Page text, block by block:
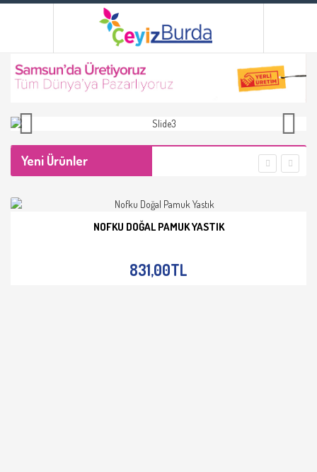
Yeni Ürünler
NOFKU DOĞAL PAMUK YASTIK
831,00TL